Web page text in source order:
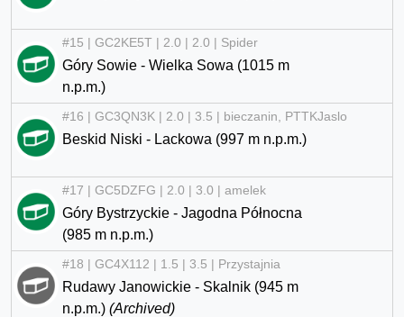
#15 | GC2KE5T | 2.0 | 2.0 | Spider
Góry Sowie - Wielka Sowa (1015 m
n.p.m.)
#16 | GC3QN3K | 2.0 | 3.5 | bieczanin, PTTKJaslo
Beskid Niski - Lackowa (997 m n.p.m.)
#17 | GC5DZFG | 2.0 | 3.0 | amelek
Góry Bystrzyckie - Jagodna Północna
(985 m n.p.m.)
#18 | GC4X112 | 1.5 | 3.5 | Przystajnia
Rudawy Janowickie - Skalnik (945 m
n.p.m.) (Archived)